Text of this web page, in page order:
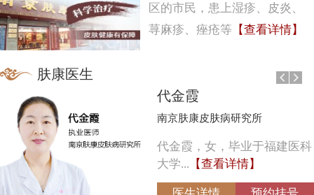
区的市民，患上湿疹、皮炎、
荨麻疹、痤疮等 【查看详情】
代金霞
南京肤康皮肤病研究所
代金霞，女，毕业于福建医科
大学... 【查看详情】
肤康医生